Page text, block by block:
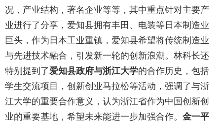
况，产业结构，著名企业等等，其中重点针对主要产
业进行了分享，爱知县拥有丰田、电装等日本制造业
巨头，作为日本工业重镇，爱知县希望将传统制造业
与先进技术融合，引发新一轮的创新浪潮。林科长还
特别提到了爱知县政府与浙江大学的合作历史，包括
学生交流项目，创新创业马拉松等活动，强调了与浙
江大学的重要合作意义，认为浙江省作为中国创新创
业的重要基地，希望未来能进一步加强合作。 金一平